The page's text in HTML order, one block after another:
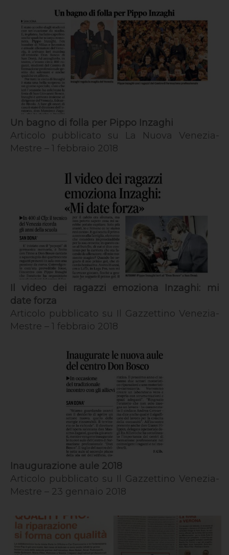
Un bagno di folla per Pippo Inzaghi
Articolo pubblicato su La Nuova Venezia-
Mestre – 1 febbraio 2018
Il video dei ragazzi emoziona Inzaghi: mi
date forza
Articolo pubblicato su Il Gazzettino Venezia-
Mestre – 1 febbraio 2018
Inaugurazione aule 2018
Articolo pubblicato su Il Gazzettino Venezia-
Mestre – 23 gennaio 2018